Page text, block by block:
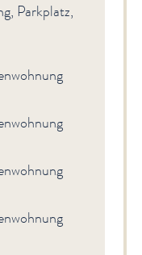
Parkplatz,